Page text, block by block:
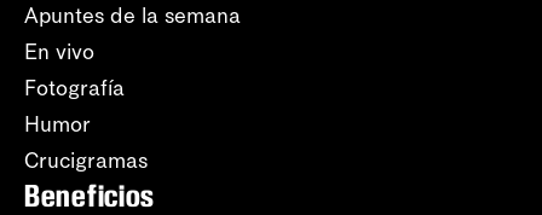
Apuntes de la semana
En vivo
Fotografía
Humor
Crucigramas
Beneficios